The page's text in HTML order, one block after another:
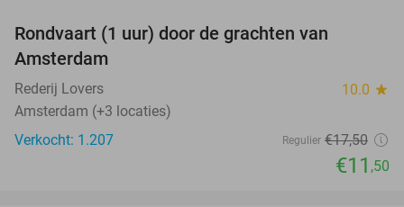
Rondvaart (1 uur) door de grachten van
Amsterdam
Rederij Lovers 10.0 star
Amsterdam (+3 locaties)
Verkocht: 1.207
Regulier €17,50
€11 ,50